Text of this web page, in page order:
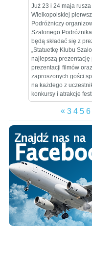
Już 23 i 24 maja
Wielkopolskiej
Podróżniczy
Szalonego
będą składać się z
„Statuetkę Klubu
najlepszą prezentację
prezentacji filmów
zaproszonych gości
na każdego z
konkursy i atrakcje
« 3 4 5 6